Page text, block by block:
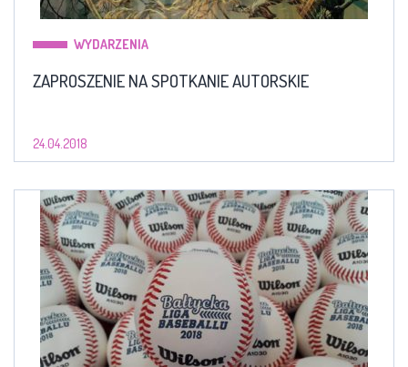
WYDARZENIA
ZAPROSZENIE NA SPOTKANIE AUTORSKIE
24.04.2018